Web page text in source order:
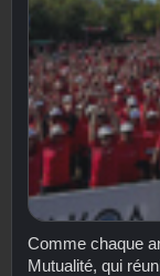
Comme chaque
Mutualité, qui